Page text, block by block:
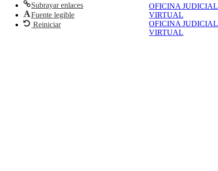
OFICINA JUDICIAL
VIRTUAL
OFICINA JUDICIAL
VIRTUAL
Subrayar enlaces
Fuente legible
Reiniciar